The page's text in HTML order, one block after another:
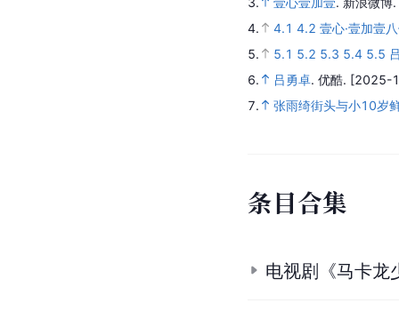
4.
4.1 4.2 壹心·壹加壹
5.
5.1 5.2 5.3 5.4 5.5
6.
吕勇卓. 优酷. [2025-
7.
张雨绮街头与小10岁
条目合集
电视剧《马卡龙